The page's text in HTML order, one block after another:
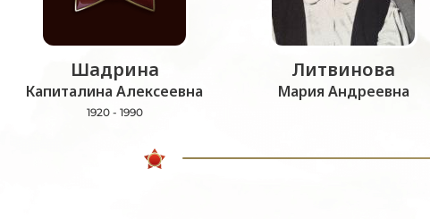
Шадрина
Капиталина Алексеевна
1920 - 1990
Литвинова
Мария Андреевна